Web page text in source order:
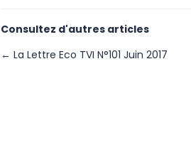
Consultez d'autres articles
← La Lettre Eco TVI N°101 Juin 2017